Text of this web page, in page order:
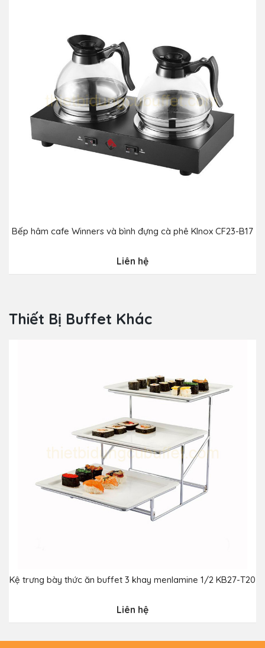
Bếp hâm cafe Winners và bình đựng cà phê Klnox CF23-B17
Liên hệ
Thiết Bị Buffet Khác
Kệ trưng bày thức ăn buffet 3 khay menlamine 1/2 KB27-T20
Liên hệ